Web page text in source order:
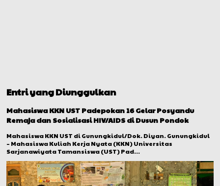
Entri yang Diunggulkan
Mahasiswa KKN UST Padepokan 16 Gelar Posyandu
Remaja dan Sosialisasi HIV/AIDS di Dusun Pondok
Mahasiswa KKN UST di Gunungkidul/Dok. Diyan. Gunungkidul
– Mahasiswa Kuliah Kerja Nyata (KKN) Universitas
Sarjanawiyata Tamansiswa (UST) Pad...